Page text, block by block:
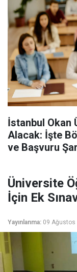
İstanbul Okan
Alacak: İşte
ve Başvuru
Üniversite
İçin Ek
Yayınlanma: 09 Ağustos